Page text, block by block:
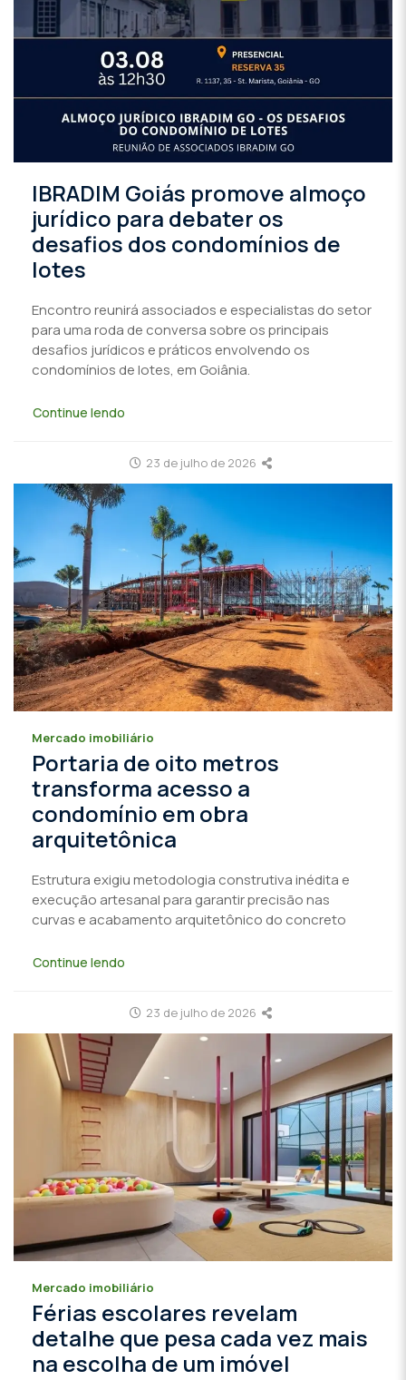
IBRADIM Goiás promove almoço
jurídico para debater os
desafios dos condomínios de
lotes
Encontro reunirá associados e especialistas do setor
para uma roda de conversa sobre os principais
desafios jurídicos e práticos envolvendo os
condomínios de lotes, em Goiânia.
Continue lendo
23 de julho de 2026
Mercado imobiliário
Portaria de oito metros
transforma acesso a
condomínio em obra
arquitetônica
Estrutura exigiu metodologia construtiva inédita e
execução artesanal para garantir precisão nas
curvas e acabamento arquitetônico do concreto
Continue lendo
23 de julho de 2026
Mercado imobiliário
Férias escolares revelam
detalhe que pesa cada vez mais
na escolha de um imóvel